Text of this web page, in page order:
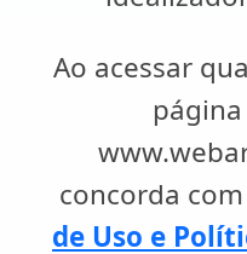
Ao acessar
concorda
de Uso e